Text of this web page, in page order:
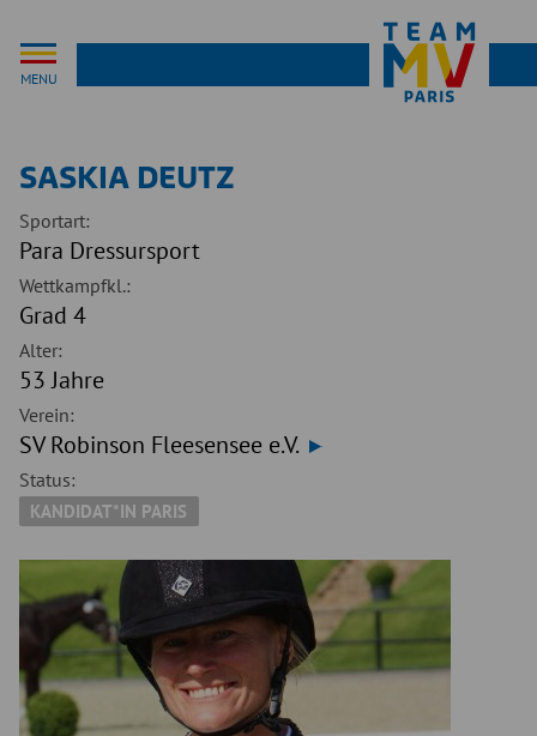
MENU
SASKIA DEUTZ
Sportart:
Para Dressursport
Wettkampfkl.:
Grad 4
Alter:
53 Jahre
Verein:
SV Robinson Fleesensee e.V.
Status:
KANDIDAT*IN PARIS